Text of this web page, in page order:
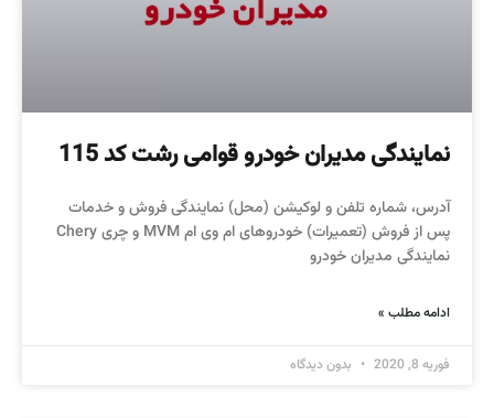
نمایندگی مدیران خودرو قوامی رشت کد 115
آدرس، شماره تلفن و لوکیشن (محل) نمایندگی فروش و خدمات
پس از فروش (تعمیرات) خودروهای ام وی ام MVM و چری Chery
نمایندگی مدیران خودرو
ادامه مطلب »
فوریه 8, 2020 بدون دیدگاه